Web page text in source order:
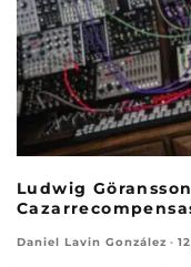
Ludwig
Daniel Lavin González ·